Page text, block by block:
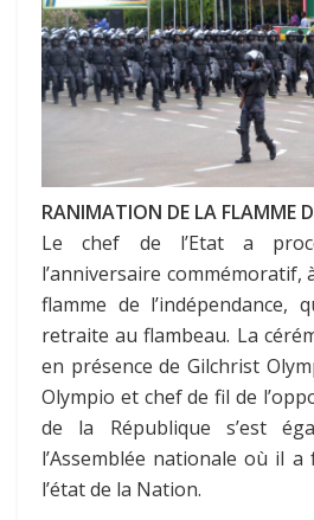
RANIMATION DE LA FLAMME
Le chef de l’Etat a
l’anniversaire commémoratif,
flamme de l’indépendance,
retraite au flambeau. La
en présence de Gilchrist
Olympio et chef de fil de
de la République s’est
l’Assemblée nationale où il
l’état de la Nation.